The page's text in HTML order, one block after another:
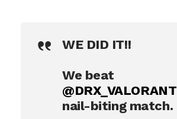
WE DID IT!!
We beat
@DRX_VALORANT
nail-biting match.